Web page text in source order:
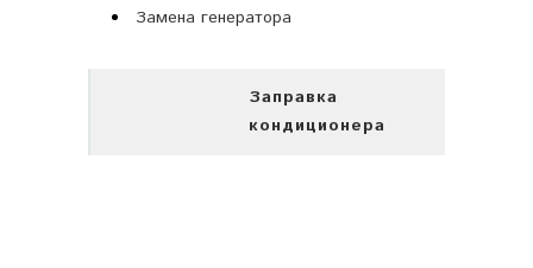
Замена генератора
Заправка
кондиционера